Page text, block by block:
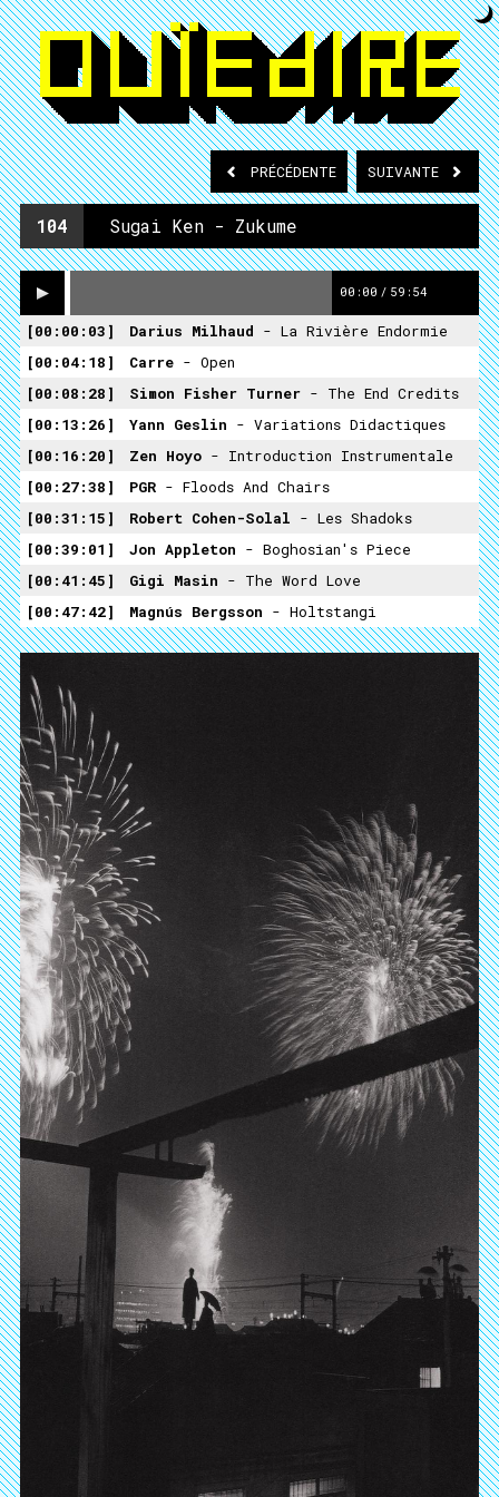
PRÉCÉDENTE SUIVANTE
104 Sugai Ken - Zukume
00:00 / 59:54
00:00:03 Darius Milhaud - La Rivière Endormie
00:04:18
Carre - Open
00:08:28
Simon Fisher Turner - The End Credits
00:13:26
Yann Geslin - Variations Didactiques
00:16:20
Zen Hoyo - Introduction Instrumentale
00:27:38
PGR - Floods And Chairs
00:31:15
Robert Cohen-Solal - Les Shadoks
00:39:01
Jon Appleton - Boghosian's Piece
00:41:45
Gigi Masin - The Word Love
00:47:42
Magnús Bergsson - Holtstangi